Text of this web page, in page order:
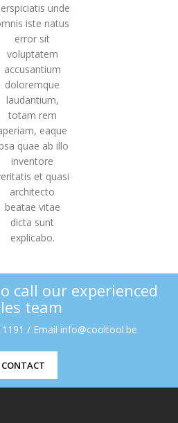
unde
iste natus
error sit
voluptatem
accusantium
doloremque
laudantium,
totam rem
eaque
quae ab illo
inventore
et quasi
architecto
beatae vitae
dicta sunt
explicabo.
call our experienced
team
/ Email info@cooltool.be
CONTACT